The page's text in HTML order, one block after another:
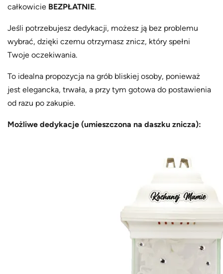
całkowicie BEZPŁATNIE.
Jeśli potrzebujesz dedykacji, możesz ją bez problemu
wybrać, dzięki czemu otrzymasz znicz, który spełni
Twoje oczekiwania.
To idealna propozycja na grób bliskiej osoby, ponieważ
jest elegancka, trwała, a przy tym gotowa do postawienia
od razu po zakupie.
Możliwe dedykacje (umieszczona na daszku znicza):